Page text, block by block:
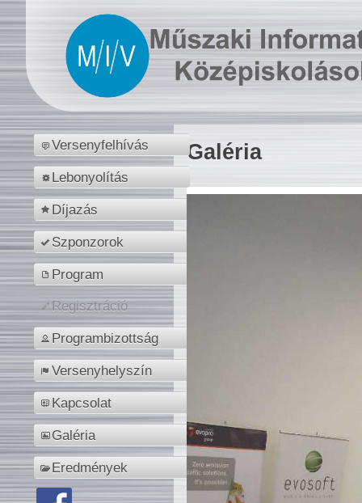
Versenyfelhívás
Lebonyolítás
Díjazás
Szponzorok
Program
Regisztráció
Programbizottság
Versenyhelyszín
Kapcsolat
Galéria
Eredmények
Galéria